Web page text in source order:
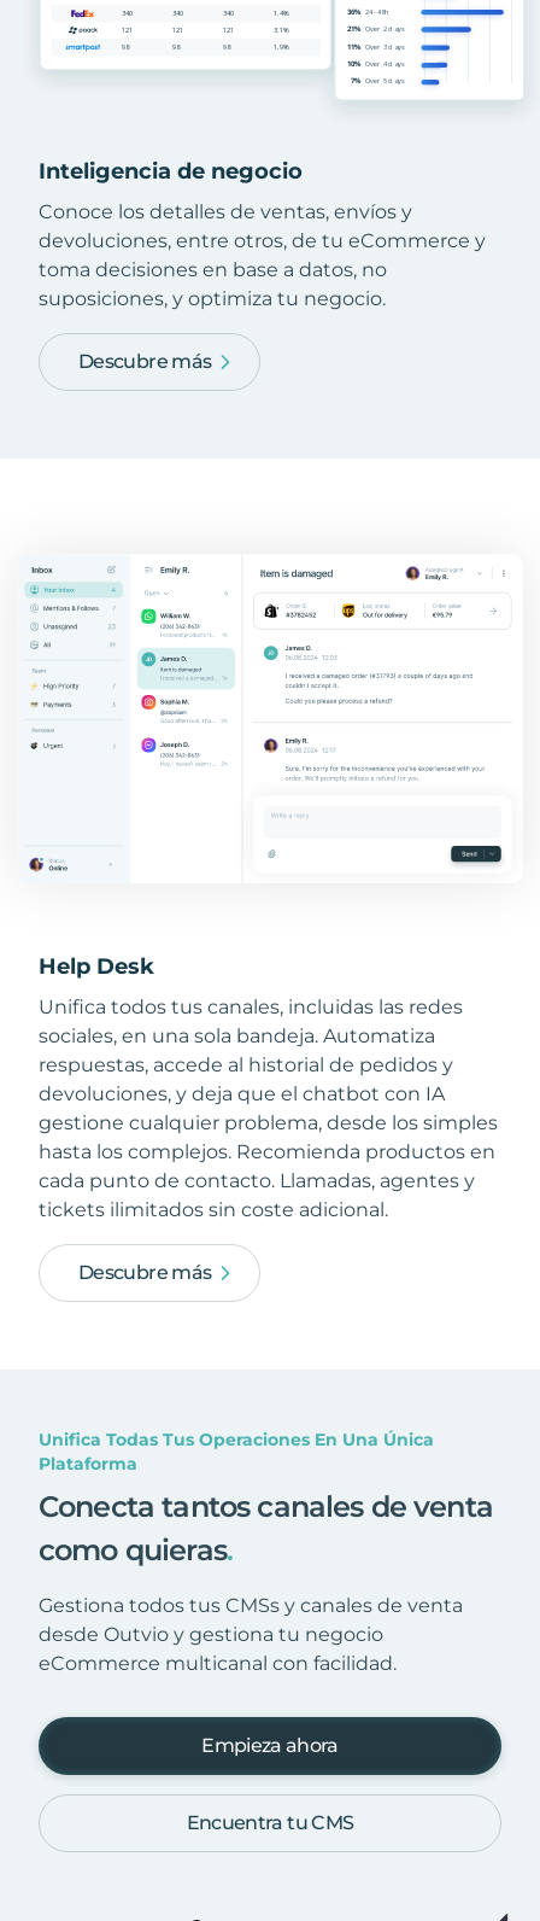
Inteligencia de negocio
Conoce los detalles de ventas, envíos y
devoluciones, entre otros, de tu eCommerce y
toma decisiones en base a datos, no
suposiciones, y optimiza tu negocio.
Descubre más
Help Desk
Unifica todos tus canales, incluidas las redes
sociales, en una sola bandeja. Automatiza
respuestas, accede al historial de pedidos y
devoluciones, y deja que el chatbot con IA
gestione cualquier problema, desde los simples
hasta los complejos. Recomienda productos en
cada punto de contacto. Llamadas, agentes y
tickets ilimitados sin coste adicional.
Descubre más
Unifica Todas Tus Operaciones En Una Única
Plataforma
Conecta tantos canales de venta
como quieras.
Gestiona todos tus CMSs y canales de venta
desde Outvio y gestiona tu negocio
eCommerce multicanal con facilidad.
Empieza ahora
Encuentra tu CMS